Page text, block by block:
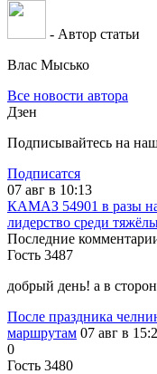
- Автор статьи
Влас Мысько
Все новости автора
Дзен
Подписывайтесь на
Подписатся
07 авг в 10:13
КАМАЗ 54901 в разы
лидерство среди
Последние
Гость 3487
добрый день! а в
После праздника
маршрутам 07 авг в
0
Гость 3480